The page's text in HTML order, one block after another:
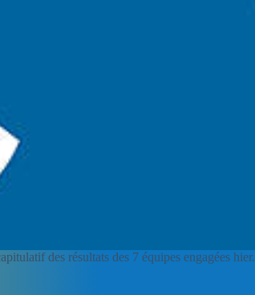
des résultats des 7 équipes engagées hier.